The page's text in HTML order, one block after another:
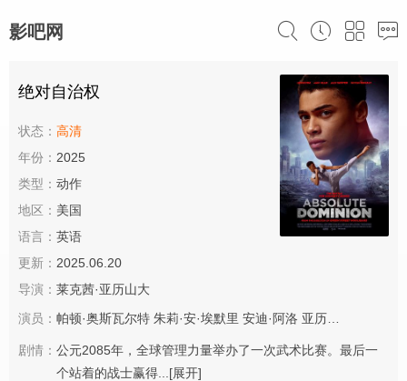
影吧网
绝对自治权
状态： 高清
年份： 2025
类型： 动作
地区： 美国
语言： 英语
更新： 2025.06.20
导演： 莱克茜·亚历山大
演员： 帕顿·奥斯瓦尔特 朱莉·安·埃默里 安迪·阿洛 亚历克斯·温特
剧情： 公元2085年，全球管理力量举办了一次武术比赛。最后一
个站着的战士赢得... [展开]